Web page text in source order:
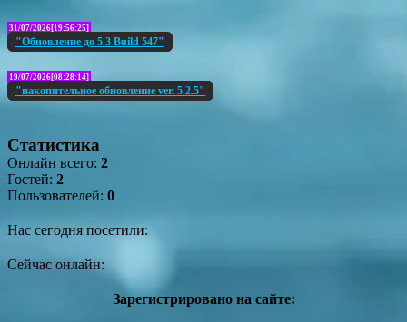
31/07/2026[19:56:25]
"Обновление до 5.3 Build 547"
19/07/2026[08:28:14]
"накопительное обновление ver. 5.2.5"
Статистика
Онлайн всего: 2
Гостей: 2
Пользователей: 0
Нас сегодня посетили:
Сейчас онлайн:
Зарегистрировано на сайте: